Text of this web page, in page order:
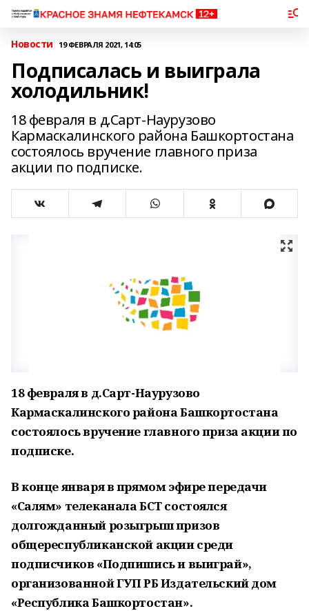
Новости 19 ФЕВРАЛЯ 2021, 14:05
Подписалась и выиграла
холодильник!
18 февраля в д.Сарт-Наурузово
Кармаскалинского района Башкортостана
состоялось вручение главного приза
акции по подписке.
18 февраля в д.Сарт-Наурузово
Кармаскалинского района Башкортостана
состоялось вручение главного приза акции по
подписке.
В конце января в прямом эфире передачи
«Салям» телеканала БСТ состоялся
долгожданный розыгрыш призов
общереспубликанской акции среди
подписчиков «Подпишись и выиграй»,
организованной ГУП РБ Издательский дом
«Республика Башкортостан».